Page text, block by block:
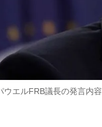
ウエルFRB議長の発言内